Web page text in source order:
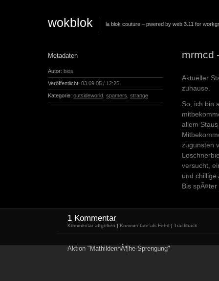
wokblok la blok couture – pwered by web 3.11 for
mrmcd
Aktueller
zuhause.
So, ich bin
allem
zugunsten
versucht,
und
Bis spÃ¤ter
Metadaten
Autor: bios
Veröffentlicht: 03.09.05 / 12:25
Kategorie: outsideworld,spamers,strange
1 Kommentar
Kommentar abgeben | Kommentare als Feed | Trackback
Aktion "MathildenhÃ¶he-Sprengung"